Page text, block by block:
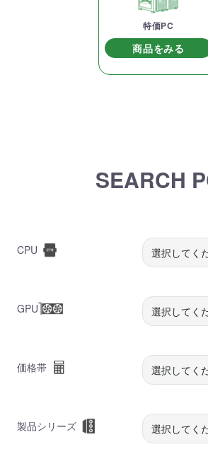
特価PC
商品をみる
SEARCH
CPU
GPU
価格帯
製品シリーズ